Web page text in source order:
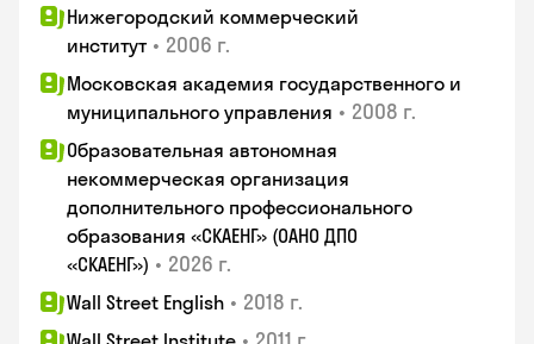
Нижегородский коммерческий
институт • 2006 г.
Московская академия государственного и
муниципального управления • 2008 г.
Образовательная автономная
некоммерческая организация
дополнительного профессионального
образования «СКАЕНГ» (ОАНО ДПО
«СКАЕНГ») • 2026 г.
Wall Street English • 2018 г.